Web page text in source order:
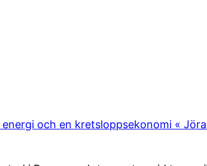
och en kretsloppsekonomi «